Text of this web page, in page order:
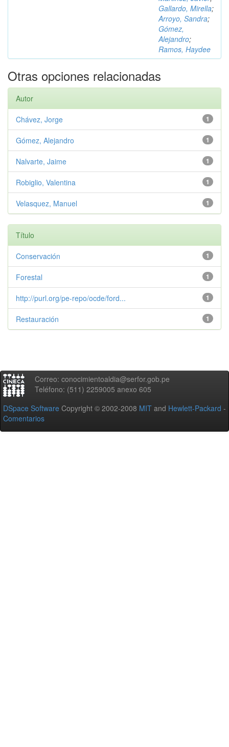
Gallardo, Mirella;
Arroyo, Sandra;
Gómez,
Alejandro;
Ramos, Haydee
Otras opciones relacionadas
Autor
1
Chávez, Jorge
1
Gómez, Alejandro
1
Nalvarte, Jaime
1
Robiglio, Valentina
1
Velasquez, Manuel
Título
1
Conservación
1
Forestal
1
http://purl.org/pe-repo/ocde/ford...
1
Restauración
Correo: conocimientoaldia@serfor.gob.pe
Teléfono: (511) 2259005 anexo 605
DSpace Software Copyright © 2002-2008 MIT and Hewlett-Packard -
Comentarios